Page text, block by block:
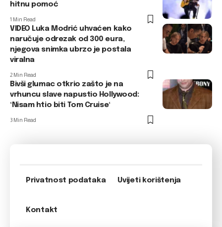
hitnu pomoć
1 Min Read
VIDEO Luka Modrić uhvaćen kako
naručuje odrezak od 300 eura,
njegova snimka ubrzo je postala
viralna
2 Min Read
Bivši glumac otkrio zašto je na
vrhuncu slave napustio Hollywood:
‘Nisam htio biti Tom Cruise‘
3 Min Read
Privatnost podataka Uvijeti korištenja
Kontakt